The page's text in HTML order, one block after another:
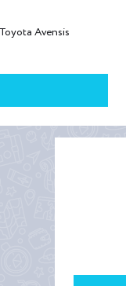
Avensis